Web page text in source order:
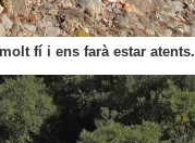
fí i ens farà estar atents.